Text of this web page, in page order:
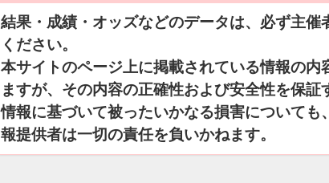
結果・成績・オッズなどのデータは、必ず主催
ください。
本サイトのページ上に掲載されている情報の内
ますが、その内容の正確性および安全性を保
情報に基づいて被ったいかなる損害について
報提供者は一切の責任を負いかねます。